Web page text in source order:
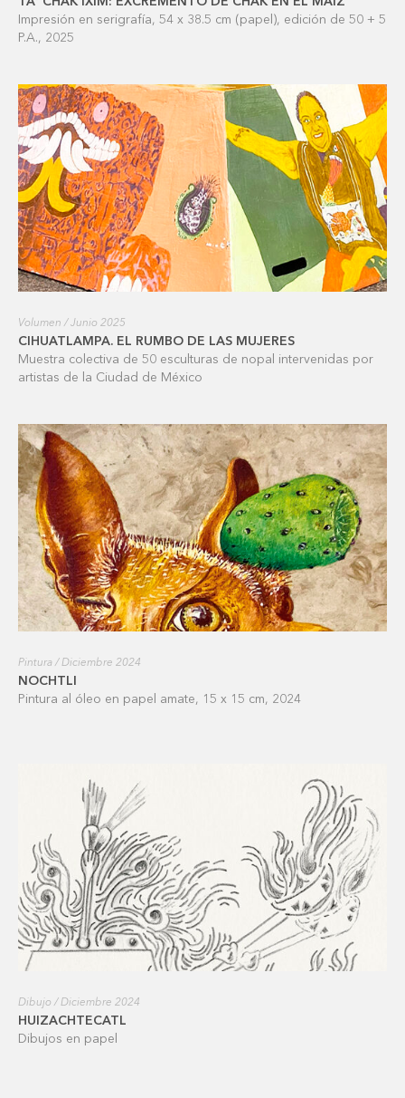
Impresión en serigrafía, 54 x 38.5 cm (papel), edición de 50 + 5
P.A., 2025
Volumen / Junio 2025
CIHUATLAMPA. EL RUMBO DE LAS MUJERES
Muestra colectiva de 50 esculturas de nopal intervenidas por
artistas de la Ciudad de México
Pintura / Diciembre 2024
NOCHTLI
Pintura al óleo en papel amate, 15 x 15 cm, 2024
Dibujo / Diciembre 2024
HUIZACHTECATL
Dibujos en papel